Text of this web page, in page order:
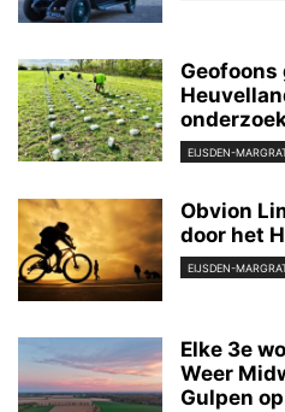
EIJSDEN-
Obvion
door het
EIJSDEN-
Elke 3e
Weer
Gulpen